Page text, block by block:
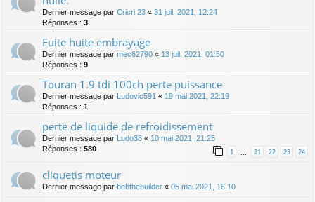
Dernier message par Cricri 23 « 31 juil. 2021, 12:24
Réponses : 3
Fuite huite embrayage
Dernier message par mec62790 « 13 juil. 2021, 01:50
Réponses : 9
Touran 1.9 tdi 100ch perte puissance
Dernier message par Ludovic591 « 19 mai 2021, 22:19
Réponses : 1
perte de liquide de refroidissement
Dernier message par Ludo38 « 10 mai 2021, 21:25
Réponses : 580 1 … 21 22 23 24
cliquetis moteur
Dernier message par bebthebuilder « 05 mai 2021, 16:10